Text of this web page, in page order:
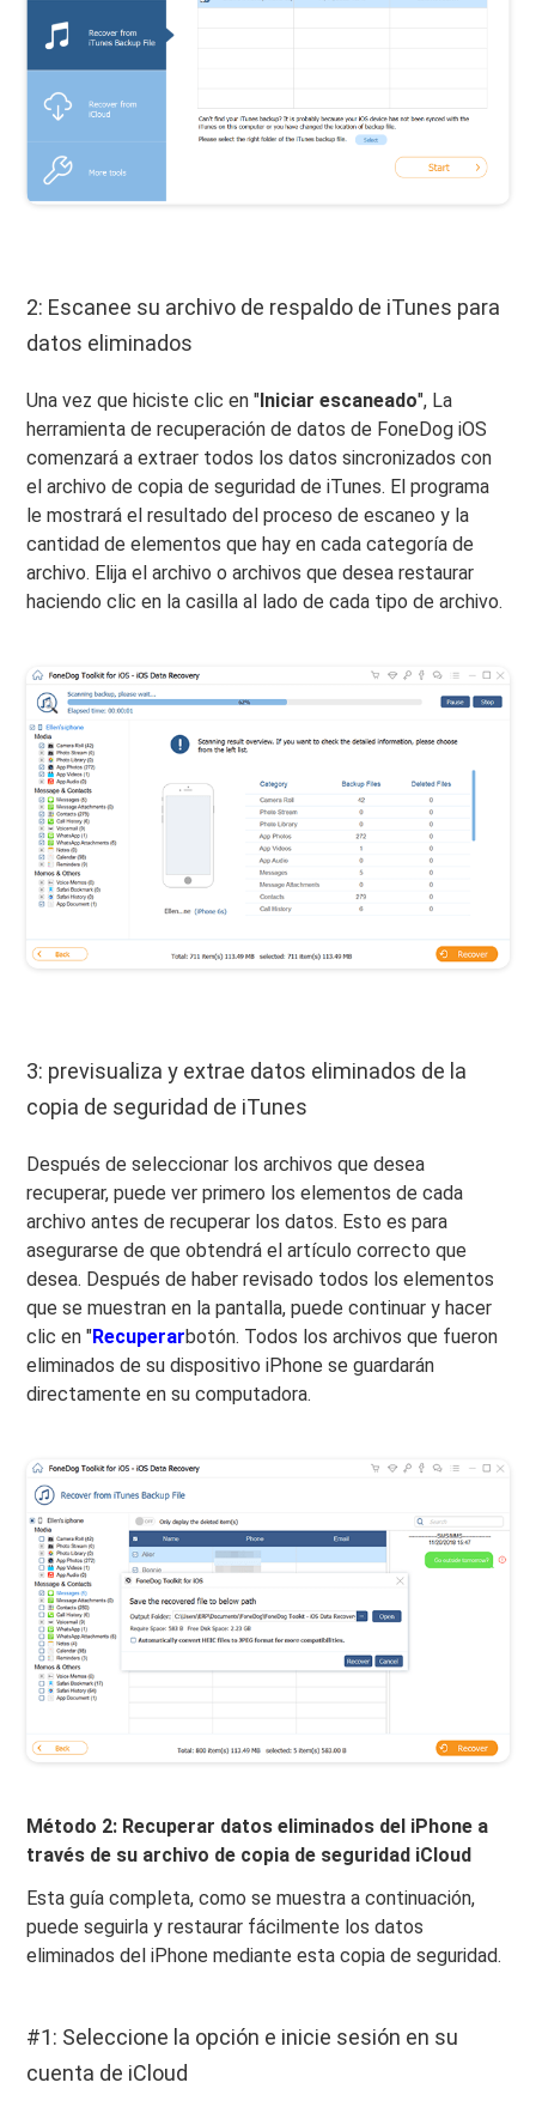
2: Escanee su archivo de respaldo de iTunes para
datos eliminados
Una vez que hiciste clic en "Iniciar escaneado", La
herramienta de recuperación de datos de FoneDog iOS
comenzará a extraer todos los datos sincronizados con
el archivo de copia de seguridad de iTunes. El programa
le mostrará el resultado del proceso de escaneo y la
cantidad de elementos que hay en cada categoría de
archivo. Elija el archivo o archivos que desea restaurar
haciendo clic en la casilla al lado de cada tipo de archivo.
3: previsualiza y extrae datos eliminados de la
copia de seguridad de iTunes
Después de seleccionar los archivos que desea
recuperar, puede ver primero los elementos de cada
archivo antes de recuperar los datos. Esto es para
asegurarse de que obtendrá el artículo correcto que
desea. Después de haber revisado todos los elementos
que se muestran en la pantalla, puede continuar y hacer
clic en "Recuperarbotón. Todos los archivos que fueron
eliminados de su dispositivo iPhone se guardarán
directamente en su computadora.
Método 2: Recuperar datos eliminados del iPhone a
través de su archivo de copia de seguridad iCloud
Esta guía completa, como se muestra a continuación,
puede seguirla y restaurar fácilmente los datos
eliminados del iPhone mediante esta copia de seguridad.
#1: Seleccione la opción e inicie sesión en su
cuenta de iCloud